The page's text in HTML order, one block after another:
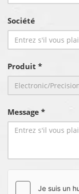
Société
Produit *
Message *